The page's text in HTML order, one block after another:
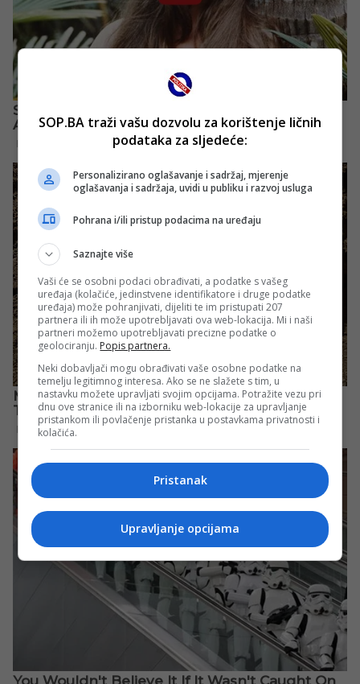
SOP.BA traži vašu dozvolu za korištenje ličnih
podataka za sljedeće:
Personalizirano oglašavanje i sadržaj, mjerenje
oglašavanja i sadržaja, uvidi u publiku i razvoj usluga
Pohrana i/ili pristup podacima na uređaju
Saznajte više
Vaši će se osobni podaci obrađivati, a podatke s vašeg
uređaja (kolačiće, jedinstvene identifikatore i druge podatke
uređaja) može pohranjivati, dijeliti te im pristupati 207
partnera ili ih može upotrebljavati ova web-lokacija. Mi i naši
partneri možemo upotrebljavati precizne podatke o
geolociranju. Popis partnera.
Neki dobavljači mogu obrađivati vaše osobne podatke na
temelju legitimnog interesa. Ako se ne slažete s tim, u
nastavku možete upravljati svojim opcijama. Potražite vezu pri
dnu ove stranice ili na izborniku web-lokacije za upravljanje
pristankom ili povlačenje pristanka u postavkama privatnosti i
kolačića.
Pristanak
Upravljanje opcijama